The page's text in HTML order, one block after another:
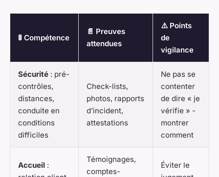
🚦 Compétence
📄 Preuves
attendues
⚠️ Points
de
vigilance
Sécurité : pré-
contrôles,
distances,
conduite en
conditions
difficiles
Check-lists,
photos, rapports
d’incident,
attestations
Ne pas se
contenter
de dire « je
vérifie » -
montrer
comment
Accueil :
Témoignages,
comptes-
Éviter le